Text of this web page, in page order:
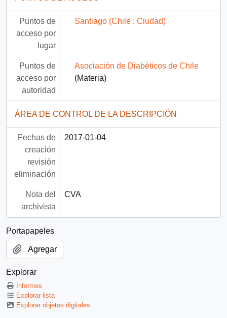
Puntos de
acceso por
lugar
Santiago (Chile : Ciudad)
Puntos de
acceso por
autoridad
Asociación de Diabéticos de Chile
(Materia)
ÁREA DE CONTROL DE LA DESCRIPCIÓN
Fechas de
creación
revisión
eliminación
2017-01-04
Nota del
archivista
CVA
Portapapeles
Agregar
Explorar
Informes
Explorar lista
Explorar objetos digitales